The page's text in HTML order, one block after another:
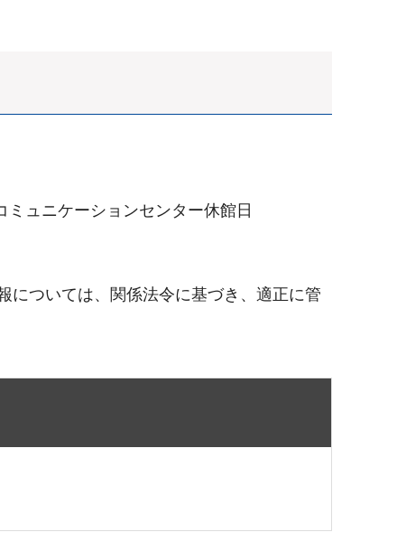
ュニケーションセンター休館日
については、関係法令に基づき、適正に管